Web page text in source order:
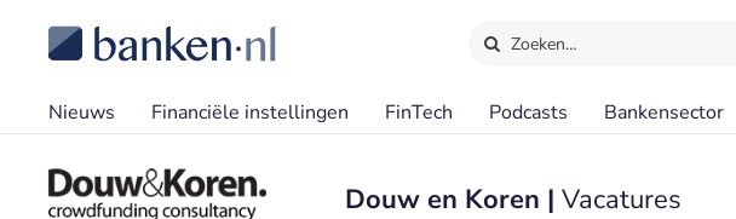
Zoeken…
Nieuws Financiële instellingen FinTech Podcasts Bankensector
Douw en Koren | Vacatures